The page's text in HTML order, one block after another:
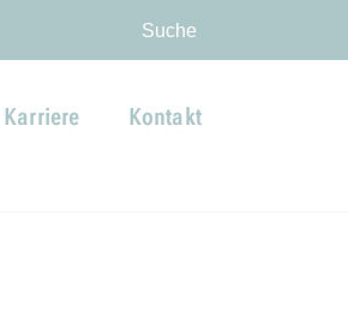
Suche
Karriere Kontakt